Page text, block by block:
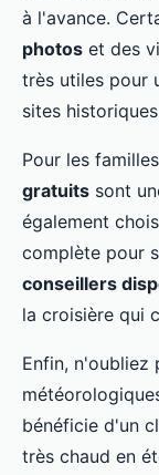
à l'avance.
photos et des
très utiles pour
sites
Pour les
gratuits sont
également
complète pour
conseillers
la croisière qui
Enfin, n'oubliez
bénéficie d'un
très chaud en